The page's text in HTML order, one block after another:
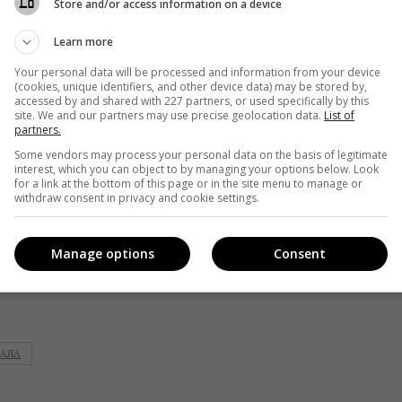
сезоні «Голос. Діти»:
та «Голос. Діти», я сприймаю їх як абсолютно різні
професійних аспекти, які дуже впливають на вибір у
та наставниками, ми будемо передавати їм наші
публікою подорослішалими та зміцнілими як вокалісти.
передається цей стан. Тому ми хочемо надати їм
«1+1» побачать ужев травні.
Store and/or access information on a device
Learn more
Your personal data will be processed and information from your device
(cookies, unique identifiers, and other device data) may be stored by,
accessed by and shared with 227 partners, or used specifically by this
site. We and our partners may use precise geolocation data. List of
partners.
Some vendors may process your personal data on the basis of legitimate
interest, which you can object to by managing your options below. Look
for a link at the bottom of this page or in the site menu to manage or
withdraw consent in privacy and cookie settings.
Consent
Manage options